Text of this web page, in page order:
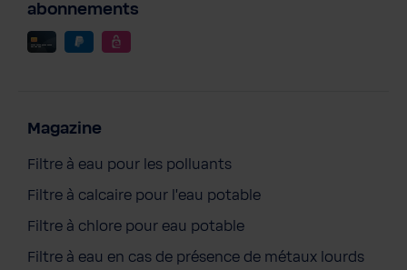
abonnements
Magazine
Filtre à eau pour les polluants
Filtre à calcaire pour l'eau potable
Filtre à chlore pour eau potable
Filtre à eau en cas de présence de métaux lourds